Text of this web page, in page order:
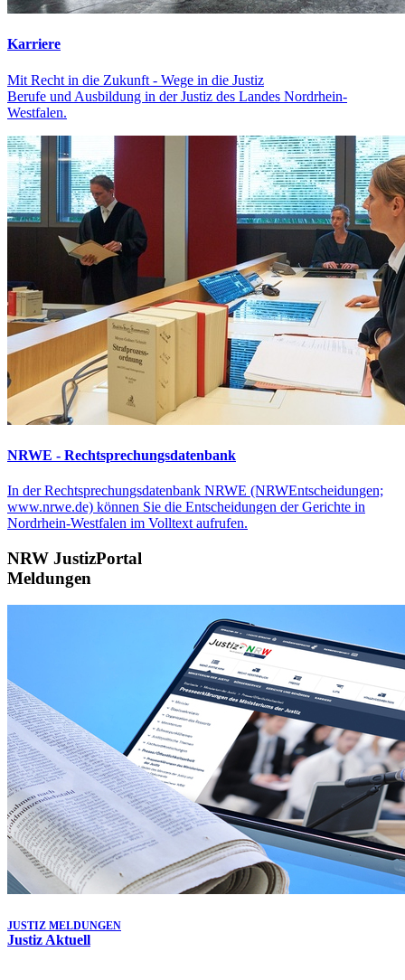
Karriere
Mit Recht in die Zukunft - Wege in die Justiz
Berufe und Ausbildung in der Justiz des Landes Nordrhein-
Westfalen.
NRWE - Rechtsprechungs­datenbank
In der Rechtsprechungsdatenbank NRWE (NRWEntscheidungen;
www.nrwe.de) können Sie die Entscheidungen der Gerichte in
Nordrhein-Westfalen im Volltext aufrufen.
NRW JustizPortal
Meldungen
JUSTIZ MELDUNGEN
Justiz Aktuell